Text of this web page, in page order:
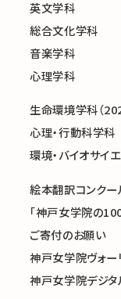
英文学科
総合文化学科
音楽学科
心理学科
生命環境学科（
心理・行動科学科
環境・バイオサイ
絵本翻訳コンクー
「神戸女学院の
ご寄付のお願い
神戸女学院ヴォ
神戸女学院デジタ